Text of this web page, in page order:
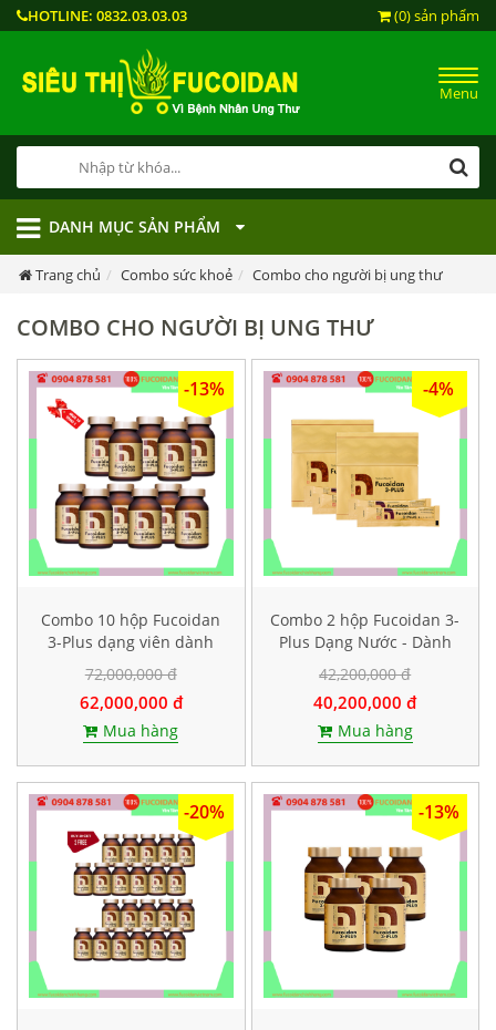
HOTLINE: 0832.03.03.03 (0) sản phẩm
Menu
DANH MỤC SẢN PHẨM
Trang chủ Combo sức khoẻ Combo cho người bị ung thư
COMBO CHO NGƯỜI BỊ UNG THƯ
-13%
Combo 10 hộp Fucoidan
3-Plus dạng viên dành
cho bệnh nhân chuẩn bị
hoá xạ trị
72,000,000 đ
62,000,000 đ
Mua hàng
-4%
Combo 2 hộp Fucoidan 3-
Plus Dạng Nước - Dành
cho bệnh nhân ung thư
giai đoạn muộn, Mỗi hộp
50 gói
42,200,000 đ
40,200,000 đ
Mua hàng
-20% -13%